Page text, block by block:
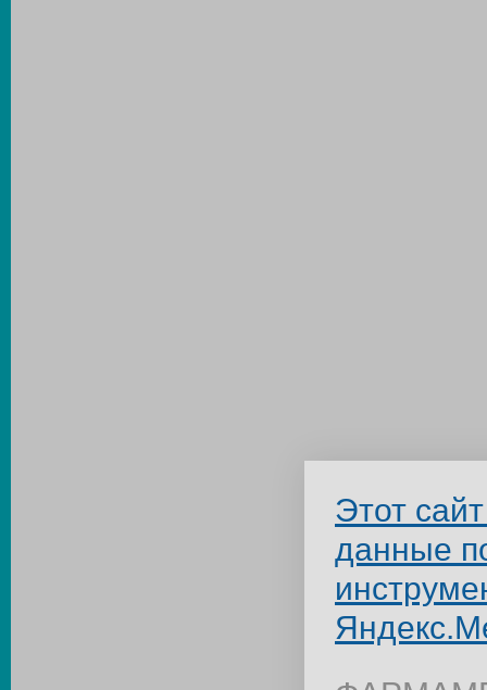
Этот
данные